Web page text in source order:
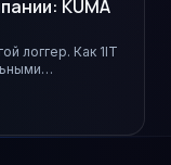
KUMA
логгер. Как 1IT